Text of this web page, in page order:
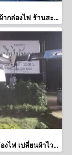
งานเปลี่ยนผ้ากล่องไฟ ร้านสะดวกซัก
งานซ่อมกล่องไฟ เปลี่ยนผ้าไวนิล เปลี่ยนหลอดไฟ ร้านบึงไม้หอม